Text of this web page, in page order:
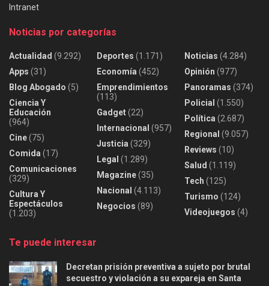
Intranet
Noticias por categorías
Actualidad (9.292)
Apps (31)
Blog Abogado (5)
Ciencia Y
Educación
(964)
Cine(75)
Comida (17)
Comunicaciones
(329)
Cultura Y
Espectáculos
(1.203)
Deportes (1.171)
Economía (452)
Emprendimientos
(113)
Gadget(22)
Internacional (957)
Justicia (329)
Legal (1.289)
Magazine(35)
Nacional (4.113)
Negocios (89)
Noticias (4.284)
Opinión (977)
Panoramas (374)
Policial (1.550)
Política (2.687)
Regional (9.057)
Reviews (10)
Salud (1.119)
Tech (125)
Turismo (124)
Videojuegos (4)
Te puede interesar
Decretan prisión preventiva a sujeto por brutal
secuestro y violación a su expareja en Santa